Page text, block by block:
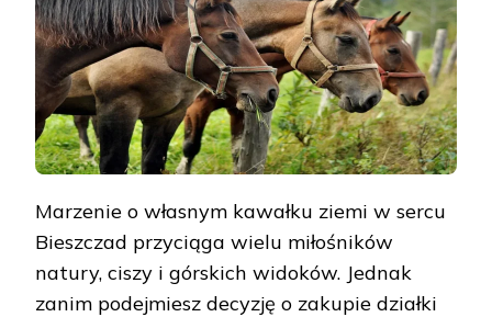
W
TO
TRUDNY
PROCES?
Marzenie o własnym kawałku ziemi w sercu
Bieszczad przyciąga wielu miłośników
natury, ciszy i górskich widoków. Jednak
zanim podejmiesz decyzję o zakupie działki